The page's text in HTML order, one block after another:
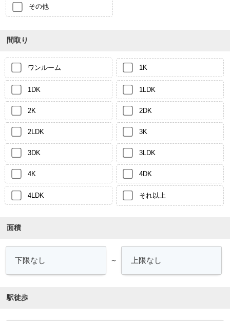
その他
間取り
ワンルーム 1K
1DK 1LDK
2K 2DK
2LDK 3K
3DK 3LDK
4K 4DK
4LDK それ以上
面積
～
駅徒歩